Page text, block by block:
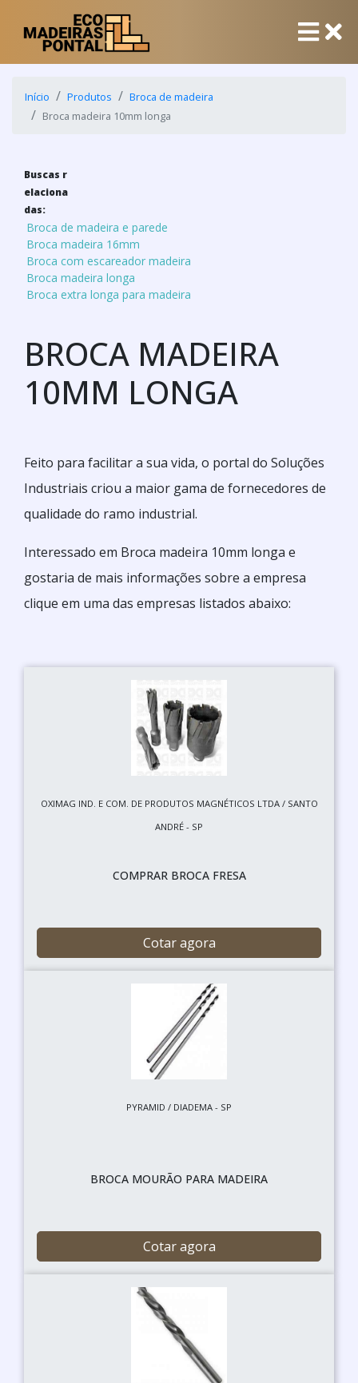
Início Produtos
Broca de madeira
Broca madeira 10mm longa
Buscas r
elaciona
das:
Broca de madeira e parede
Broca madeira 16mm
Broca com escareador madeira
Broca madeira longa
Broca extra longa para madeira
BROCA MADEIRA
10MM LONGA
Feito para facilitar a sua vida, o portal do Soluções
Industriais criou a maior gama de fornecedores de
qualidade do ramo industrial.
Interessado em Broca madeira 10mm longa e
gostaria de mais informações sobre a empresa
clique em uma das empresas listados abaixo:
OXIMAG IND. E COM. DE PRODUTOS MAGNÉTICOS LTDA / SANTO
ANDRÉ - SP
COMPRAR BROCA FRESA
Cotar agora
PYRAMID / DIADEMA - SP
BROCA MOURÃO PARA MADEIRA
Cotar agora